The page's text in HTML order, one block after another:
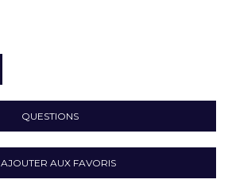
QUESTIONS
AJOUTER AUX FAVORIS